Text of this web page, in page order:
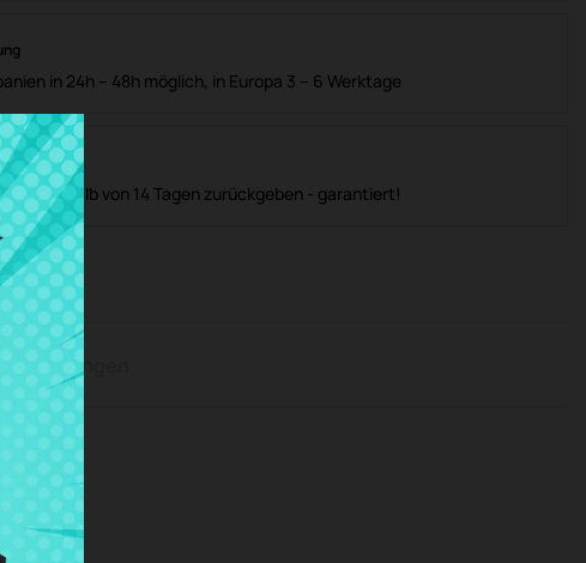
in 24h – 48h möglich, in Europa 3 – 6 Werktage
innerhalb von 14 Tagen zurückgeben - garantiert!
Bewertungen